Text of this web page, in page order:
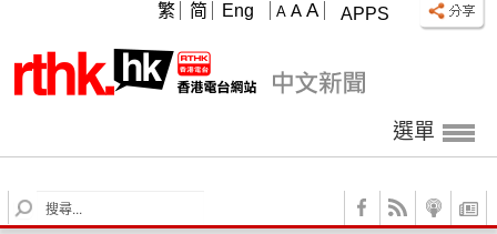
APPS
A A A
繁 简 Eng
選單
S
e